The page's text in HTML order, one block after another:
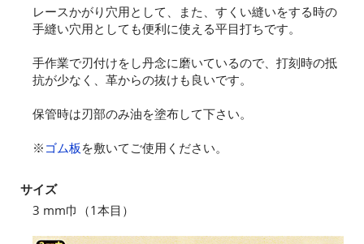
レースかがり穴用として、また、すくい縫いをする時の
手縫い穴用としても便利に使える平目打ちです。
手作業で刃付けをし丹念に磨いているので、打刻時の抵
抗が少なく、革からの抜けも良いです。
保管時は刃部のみ油を塗布して下さい。
※ ゴム板 を敷いてご使用ください。
サイズ
3 mm巾（1本目）